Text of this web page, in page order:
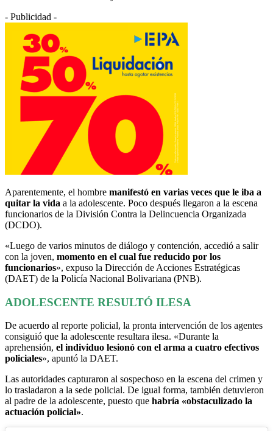
- Publicidad -
Aparentemente, el hombre manifestó en varias veces que le iba a
quitar la vida a la adolescente. Poco después llegaron a la escena
funcionarios de la División Contra la Delincuencia Organizada
(DCDO).
«Luego de varios minutos de diálogo y contención, accedió a salir
con la joven, momento en el cual fue reducido por los
funcionarios», expuso la Dirección de Acciones Estratégicas
(DAET) de la Policía Nacional Bolivariana (PNB).
ADOLESCENTE RESULTÓ ILESA
De acuerdo al reporte policial, la pronta intervención de los agentes
consiguió que la adolescente resultara ilesa. «Durante la
aprehensión, el individuo lesionó con el arma a cuatro efectivos
policiales», apuntó la DAET.
Las autoridades capturaron al sospechoso en la escena del crimen y
lo trasladaron a la sede policial. De igual forma, también detuvieron
al padre de la adolescente, puesto que habría «obstaculizado la
actuación policial».